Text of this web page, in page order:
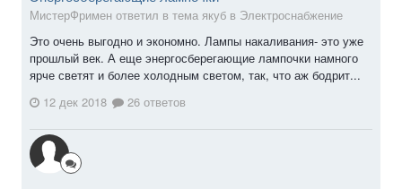
МистерФримен ответил в тема якуб в Электроснабжение
Это очень выгодно и экономно. Лампы накаливания- это уже
прошлый век. А еще энергосберегающие лампочки намного
ярче светят и более холодным светом, так, что аж бодрит...
12 дек 2018
26 ответов